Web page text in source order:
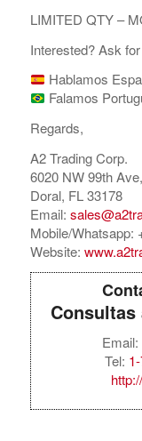
LIMITED QTY –
Interested? Ask
Hablamos
Falamos
Regards,
A2 Trading Corp.
6020 NW 99th
Doral, FL 33178
Email:
Mobile/Whatsapp:
Website:
Email:
Tel: